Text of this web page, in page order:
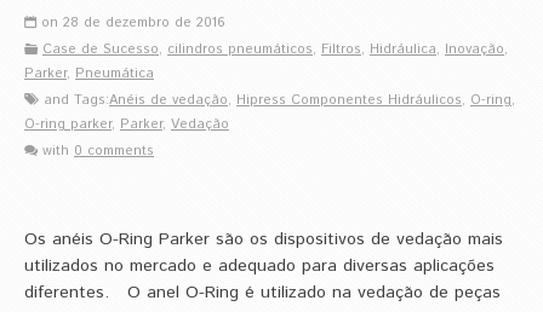
on 28 de dezembro de 2016
Case de Sucesso, cilindros pneumáticos, Filtros, Hidráulica, Inovação,
Parker, Pneumática
and Tags:Anéis de vedação, Hipress Componentes Hidráulicos, O-ring,
O-ring parker, Parker, Vedação
with 0 comments
Os anéis O-Ring Parker são os dispositivos de vedação mais
utilizados no mercado e adequado para diversas aplicações
diferentes. O anel O-Ring é utilizado na vedação de peças